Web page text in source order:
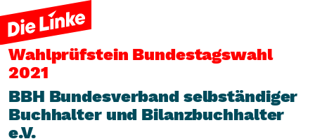
Wahlprüfstein Bundestagswahl
2021
BBH Bundesverband selbständiger
Buchhalter und Bilanzbuchhalter
e.V.